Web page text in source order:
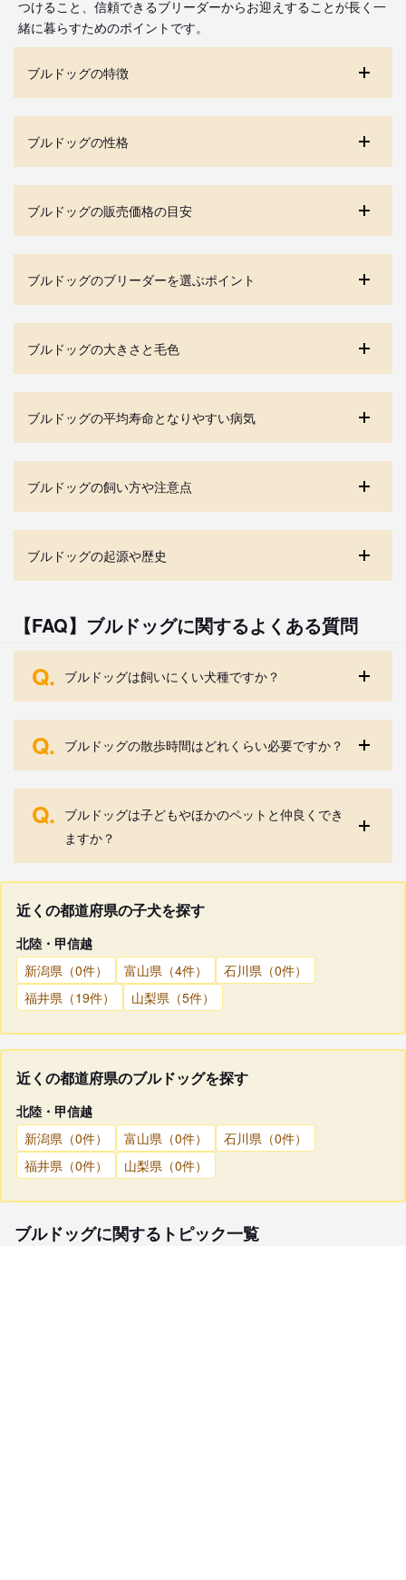
つけること、信頼できるブリーダーからお迎えすることが長く一
緒に暮らすためのポイントです。
ブルドッグの特徴
ブルドッグの性格
ブルドッグの販売価格の目安
ブルドッグのブリーダーを選ぶポイント
ブルドッグの大きさと毛色
ブルドッグの平均寿命となりやすい病気
ブルドッグの飼い方や注意点
ブルドッグの起源や歴史
【FAQ】ブルドッグに関するよくある質問
Q. ブルドッグは飼いにくい犬種ですか？
Q. ブルドッグの散歩時間はどれくらい必要ですか？
Q. ブルドッグは子どもやほかのペットと仲良くでき
ますか？
近くの都道府県の子犬を探す
北陸・甲信越
新潟県（0件）
富山県（4件）
石川県（0件）
福井県（19件）
山梨県（5件）
近くの都道府県のブルドッグを探す
北陸・甲信越
新潟県（0件）
富山県（0件）
石川県（0件）
福井県（0件）
山梨県（0件）
ブルドッグに関するトピック一覧